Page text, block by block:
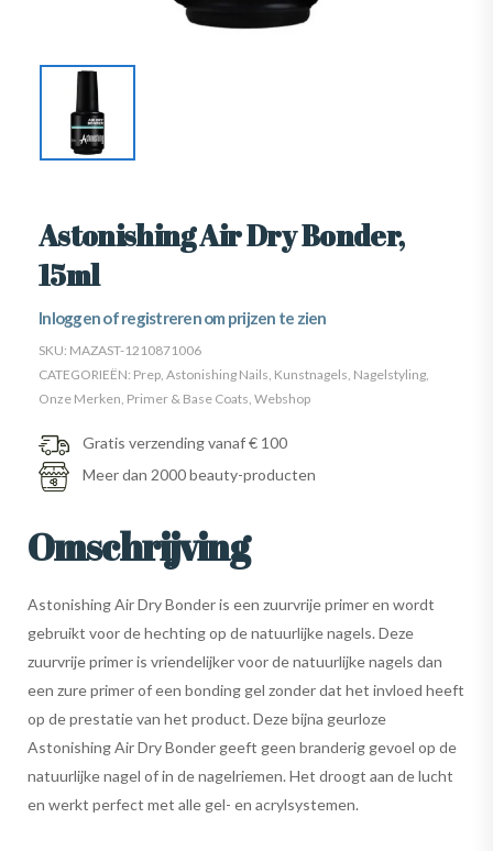
Astonishing Air Dry Bonder,
15ml
Inloggen of registreren om prijzen te zien
SKU: MAZAST-1210871006
CATEGORIEËN: Prep Astonishing Nails Kunstnagels Nagelstyling
Onze Merken Primer & Base Coats Webshop
Gratis verzending vanaf € 100
Meer dan 2000 beauty-producten
Omschrijving
Astonishing Air Dry Bonder is een zuurvrije primer en wordt
gebruikt voor de hechting op de natuurlijke nagels. Deze
zuurvrije primer is vriendelijker voor de natuurlijke nagels dan
een zure primer of een bonding gel zonder dat het invloed heeft
op de prestatie van het product. Deze bijna geurloze
Astonishing Air Dry Bonder geeft geen branderig gevoel op de
natuurlijke nagel of in de nagelriemen. Het droogt aan de lucht
en werkt perfect met alle gel- en acrylsystemen.